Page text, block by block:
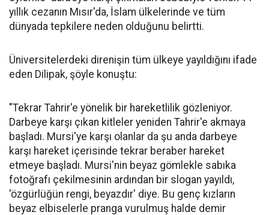
yıllık cezanın Mısır'da, İslam ülkelerinde ve tüm
dünyada tepkilere neden olduğunu belirtti.
Üniversitelerdeki direnişin tüm ülkeye yayıldığını ifade
eden Dilipak, şöyle konuştu:
"Tekrar Tahrir'e yönelik bir hareketlilik gözleniyor.
Darbeye karşı çıkan kitleler yeniden Tahrir'e akmaya
başladı. Mursi'ye karşı olanlar da şu anda darbeye
karşı hareket içerisinde tekrar beraber hareket
etmeye başladı. Mursi'nin beyaz gömlekle sabıka
fotoğrafı çekilmesinin ardından bir slogan yayıldı,
'özgürlüğün rengi, beyazdır' diye. Bu genç kızların
beyaz elbiselerle pranga vurulmuş halde demir